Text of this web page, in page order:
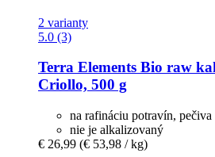
2 varianty
5.0 (3)
Terra Elements Bio raw
Criollo, 500 g
na rafináciu potravín, pečiva
nie je alkalizovaný
€ 26,99 (€ 53,98 / kg)